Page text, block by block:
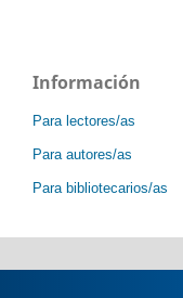
Información
Para lectores/as
Para autores/as
Para bibliotecarios/as